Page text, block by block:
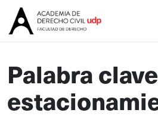
Palabra